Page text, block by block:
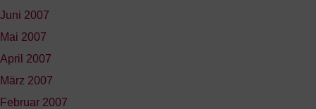
Juni 2007
Mai 2007
April 2007
März 2007
Februar 2007